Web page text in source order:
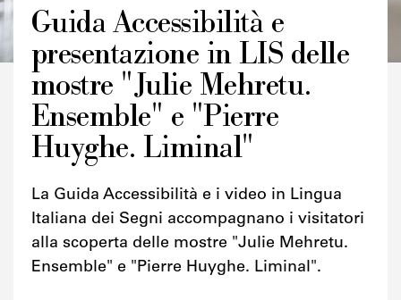
Credits
Guida Accessibilità e
presentazione in LIS delle
mostre "Julie Mehretu.
Ensemble" e "Pierre
Huyghe. Liminal"
La Guida Accessibilità e i video in Lingua
Italiana dei Segni accompagnano i visitatori
alla scoperta delle mostre "Julie Mehretu.
Ensemble" e "Pierre Huyghe. Liminal".